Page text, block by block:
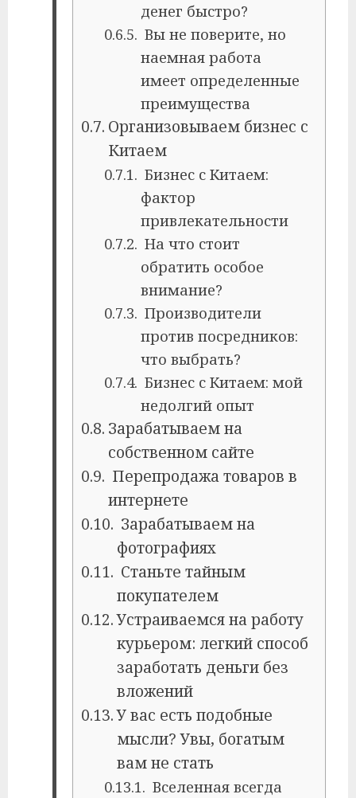
денег быстро?
Вы не поверите, но
наемная работа
имеет определенные
преимущества
Организовываем бизнес с
Китаем
Бизнес с Китаем:
фактор
привлекательности
На что стоит
обратить особое
внимание?
Производители
против посредников:
что выбрать?
Бизнес с Китаем: мой
недолгий опыт
Зарабатываем на
собственном сайте
Перепродажа товаров в
интернете
Зарабатываем на
фотографиях
Станьте тайным
покупателем
Устраиваемся на работу
курьером: легкий способ
заработать деньги без
вложений
У вас есть подобные
мысли? Увы, богатым
вам не стать
Вселенная всегда